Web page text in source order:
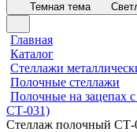
Темная тема
Главная
Каталог
Стеллажи
Полочные стеллажи
Полочные на зацепах
СТ-031)
Стеллаж полочный СТ-